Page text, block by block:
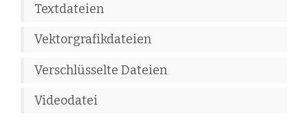
Textdateien
Vektorgrafikdateien
Verschlüsselte Dateien
Videodatei